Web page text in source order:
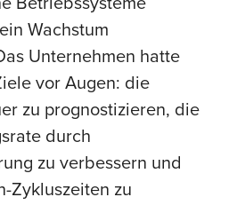
Wachstum
Unternehmen hatte
vor Augen: die
zu prognostizieren, die
durch
zu verbessern und
Zykluszeiten zu